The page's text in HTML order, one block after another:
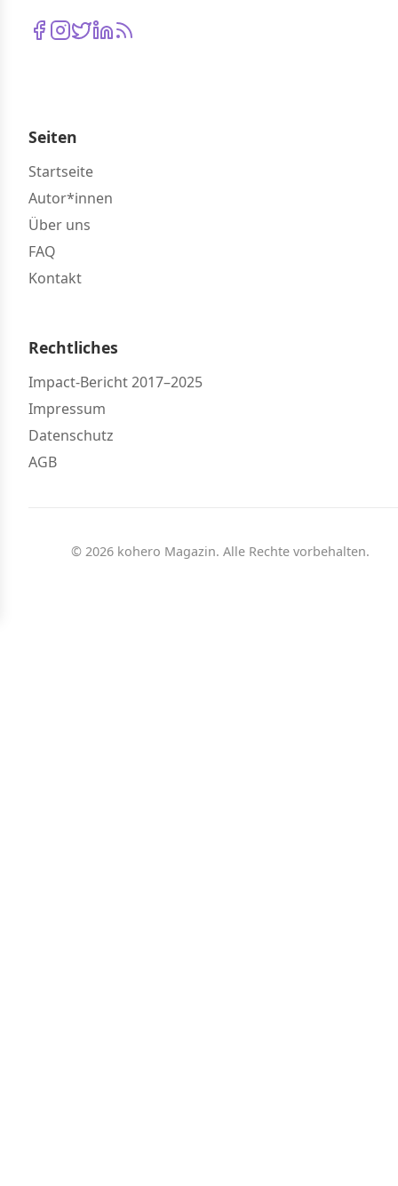
Seiten
Startseite
Autor*innen
Über uns
FAQ
Kontakt
Rechtliches
Impact-Bericht 2017–2025
Impressum
Datenschutz
AGB
© 2026 kohero Magazin. Alle Rechte vorbehalten.